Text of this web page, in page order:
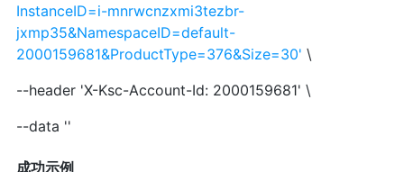
InstanceID=i-mnrwcnzxmi3tezbr-
jxmp35&NamespaceID=default-
2000159681&ProductType=376&Size=30' \
--header 'X-Ksc-Account-Id: 2000159681' \
--data ''
成功示例